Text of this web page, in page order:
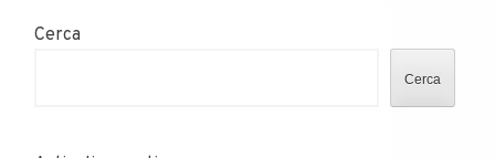
Cerca
Cerca